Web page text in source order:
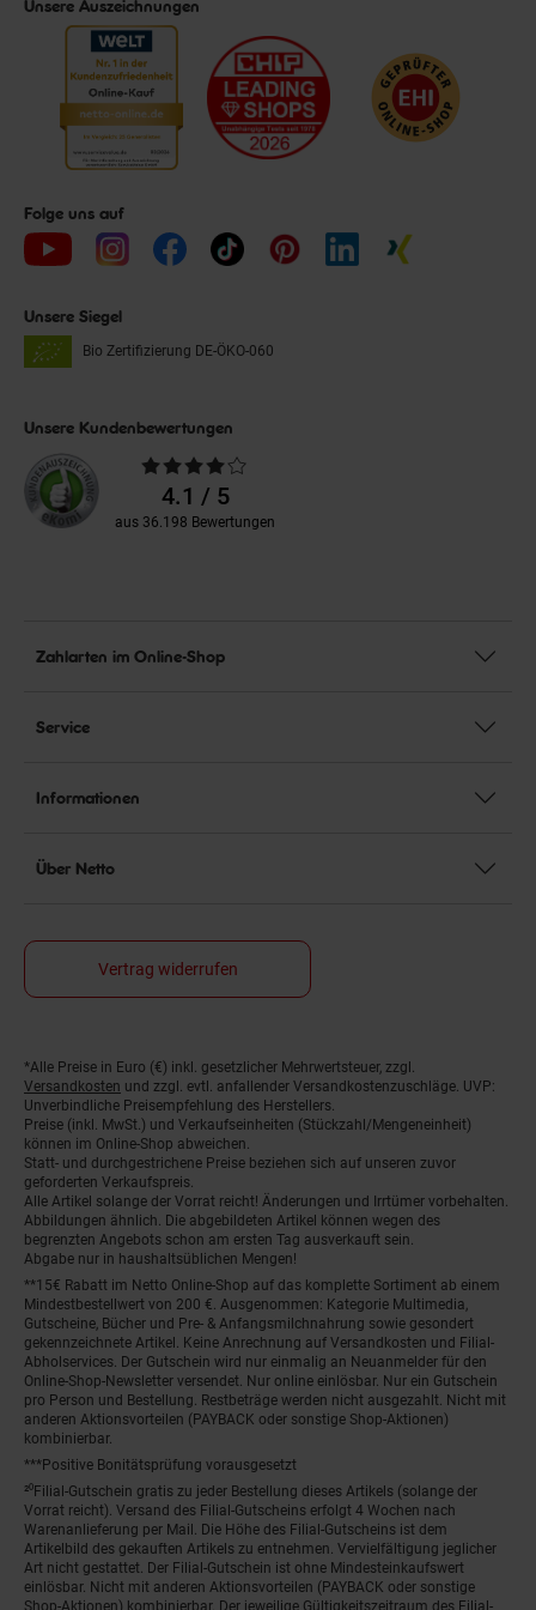
Unsere Auszeichnungen
Folge uns auf
Unsere Siegel
Bio Zertifizierung DE-ÖKO-060
Unsere Kundenbewertungen
Durchschnittliche
Bewertungen4.1 / 5
aus 36.198 Bewertungen
Zahlarten im Online-Shop
Service
Informationen
Über Netto
Vertrag widerrufen
Fußnoten
*Alle Preise in Euro (€) inkl. gesetzlicher Mehrwertsteuer, zzgl.
Versandkosten und zzgl. evtl. anfallender Versandkostenzuschläge. UVP:
Unverbindliche Preisempfehlung des Herstellers.
Preise (inkl. MwSt.) und Verkaufseinheiten (Stückzahl/Mengeneinheit)
können im Online-Shop abweichen.
Statt- und durchgestrichene Preise beziehen sich auf unseren zuvor
geforderten Verkaufspreis.
Alle Artikel solange der Vorrat reicht! Änderungen und Irrtümer vorbehalten.
Abbildungen ähnlich. Die abgebildeten Artikel können wegen des
begrenzten Angebots schon am ersten Tag ausverkauft sein.
Abgabe nur in haushaltsüblichen Mengen!
**15€ Rabatt im Netto Online-Shop auf das komplette Sortiment ab einem
Mindestbestellwert von 200 €. Ausgenommen: Kategorie Multimedia,
Gutscheine, Bücher und Pre- & Anfangsmilchnahrung sowie gesondert
gekennzeichnete Artikel. Keine Anrechnung auf Versandkosten und Filial-
Abholservices. Der Gutschein wird nur einmalig an Neuanmelder für den
Online-Shop-Newsletter versendet. Nur online einlösbar. Nur ein Gutschein
pro Person und Bestellung. Restbeträge werden nicht ausgezahlt. Nicht mit
anderen Aktionsvorteilen (PAYBACK oder sonstige Shop-Aktionen)
kombinierbar.
***Positive Bonitätsprüfung vorausgesetzt
²⁰Filial-Gutschein gratis zu jeder Bestellung dieses Artikels (solange der
Vorrat reicht). Versand des Filial-Gutscheins erfolgt 4 Wochen nach
Warenanlieferung per Mail. Die Höhe des Filial-Gutscheins ist dem
Artikelbild des gekauften Artikels zu entnehmen. Vervielfältigung jeglicher
Art nicht gestattet. Der Filial-Gutschein ist ohne Mindesteinkaufswert
einlösbar. Nicht mit anderen Aktionsvorteilen (PAYBACK oder sonstige
Shop-Aktionen) kombinierbar. Der jeweilige Gültigkeitszeitraum des Filial-